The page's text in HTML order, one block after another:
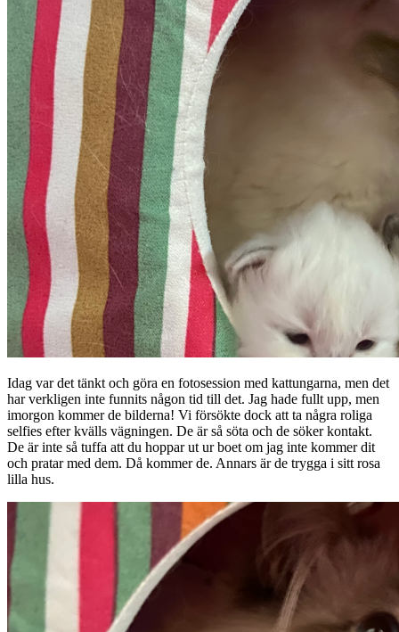
Idag var det tänkt och göra en fotosession med kattungarna, men det
har verkligen inte funnits någon tid till det. Jag hade fullt upp, men
imorgon kommer de bilderna! Vi försökte dock att ta några roliga
selfies efter kvälls vägningen. De är så söta och de söker kontakt.
De är inte så tuffa att du hoppar ut ur boet om jag inte kommer dit
och pratar med dem. Då kommer de. Annars är de trygga i sitt rosa
lilla hus.